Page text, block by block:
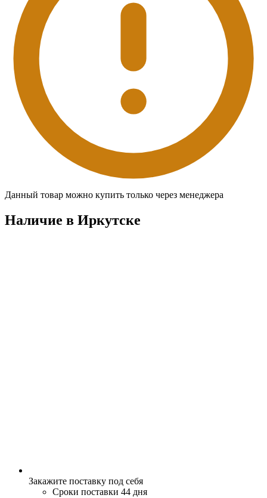
Данный товар можно купить только через менеджера
Наличие в Иркутскe
Закажите поставку под себя
Сроки поставки 44 дня